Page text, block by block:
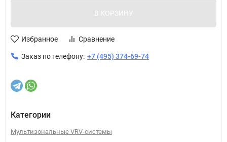
В КОРЗИНУ
Избранное Сравнение
Заказ по телефону: +7 (495) 374-69-74
Категории
Мультизональные VRV-системы